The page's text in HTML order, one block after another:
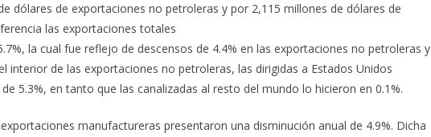
dólares de exportaciones no petroleras y por 2,115 millones de dólares de
las exportaciones totales
la cual fue reflejo de descensos de 4.4% en las exportaciones no petroleras y
interior de las exportaciones no petroleras, las dirigidas a Estados Unidos
5.3%, en tanto que las canalizadas al resto del mundo lo hicieron en 0.1%.
manufactureras presentaron una disminución anual de 4.9%. Dicha